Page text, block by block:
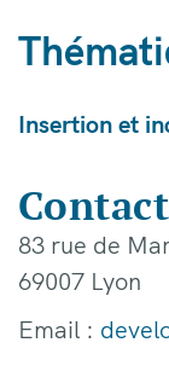
Insertion et
Contact
83 rue de
69007 Lyon
Email :